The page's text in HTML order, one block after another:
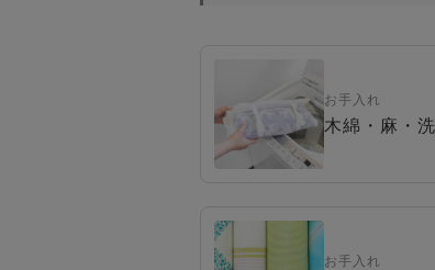
お手入れ
木綿・麻・
お手入れ